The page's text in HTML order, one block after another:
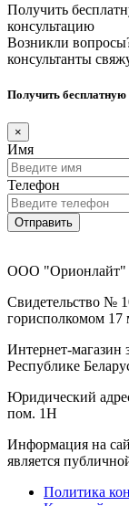
Получить
консультацию
Возникли
консультанты
Получить
×
Имя
Телефон
Отправить
ООО "Орионлайт"
Свидетельство №
горисполкомом 17
Интернет-магазин
Республике
Юридический
пом. 1Н
Информация на
является
Политика